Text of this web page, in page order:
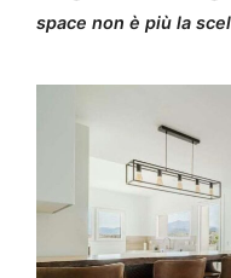
space non è più la